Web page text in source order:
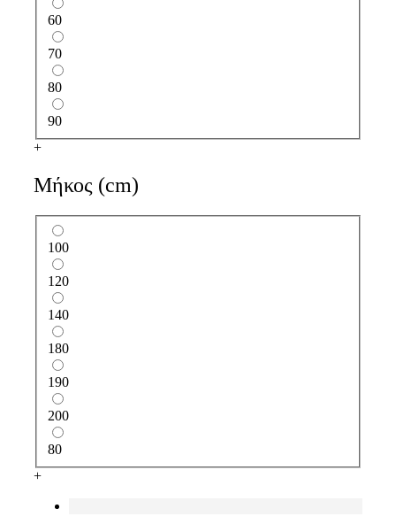
60
70
80
90
+
Μήκος (cm)
100
120
140
180
190
200
80
+